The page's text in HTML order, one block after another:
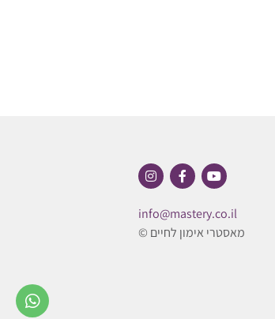
info@mastery.co.il
מאסטרי אימון לחיים ©